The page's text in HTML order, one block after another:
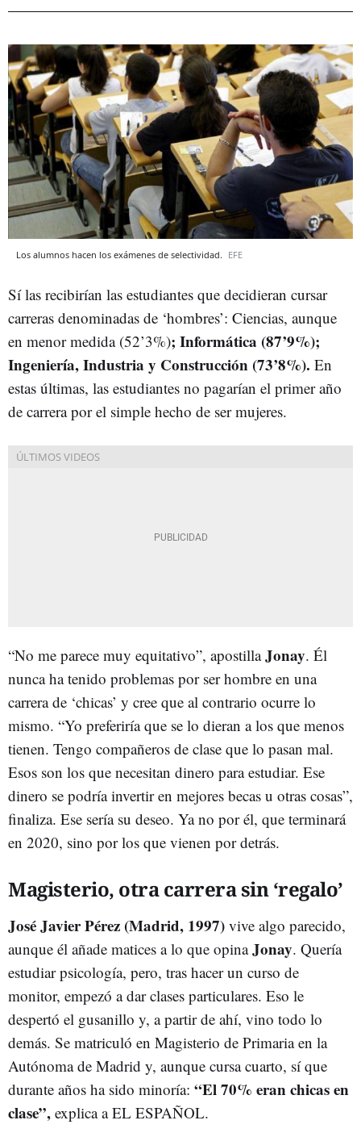
Los alumnos hacen los exámenes de selectividad. EFE
Sí las recibirían las estudiantes que decidieran cursar
carreras denominadas de ‘hombres’: Ciencias, aunque
en menor medida (52’3%); Informática (87’9%);
Ingeniería, Industria y Construcción (73’8%). En
estas últimas, las estudiantes no pagarían el primer año
de carrera por el simple hecho de ser mujeres.
“No me parece muy equitativo”, apostillaJonay. Él
nunca ha tenido problemas por ser hombre en una
carrera de ‘chicas’ y cree que al contrario ocurre lo
mismo. “Yo preferiría que se lo dieran a los que menos
tienen. Tengo compañeros de clase que lo pasan mal.
Esos son los que necesitan dinero para estudiar. Ese
dinero se podría invertir en mejores becas u otras cosas”,
finaliza. Ese sería su deseo. Ya no por él, que terminará
en 2020, sino por los que vienen por detrás.
Magisterio, otra carrera sin ‘regalo’
José Javier Pérez (Madrid, 1997) vive algo parecido,
aunque él añade matices a lo que opinaJonay. Quería
estudiar psicología, pero, tras hacer un curso de
monitor, empezó a dar clases particulares. Eso le
despertó el gusanillo y, a partir de ahí, vino todo lo
demás. Se matriculó en Magisterio de Primaria en la
Autónoma de Madrid y, aunque cursa cuarto, sí que
durante años ha sido minoría: “El 70% eran chicas en
clase”, explica a EL ESPAÑOL.